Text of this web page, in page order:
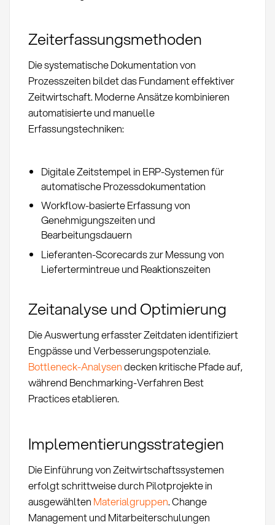
Zeiterfassungsmethoden
Die systematische Dokumentation von
Prozesszeiten bildet das Fundament effektiver
Zeitwirtschaft. Moderne Ansätze kombinieren
automatisierte und manuelle
Erfassungstechniken:
Digitale Zeitstempel in ERP-Systemen für
automatische Prozessdokumentation
Workflow-basierte Erfassung von
Genehmigungszeiten und
Bearbeitungsdauern
Lieferanten-Scorecards zur Messung von
Liefertermintreue und Reaktionszeiten
Zeitanalyse und Optimierung
Die Auswertung erfasster Zeitdaten identifiziert
Engpässe und Verbesserungspotenziale.
Bottleneck-Analysendecken kritische Pfade auf,
während Benchmarking-Verfahren Best
Practices etablieren.
Implementierungsstrategien
Die Einführung von Zeitwirtschaftssystemen
erfolgt schrittweise durch Pilotprojekte in
ausgewählten Materialgruppen. Change
Management und Mitarbeiterschulungen